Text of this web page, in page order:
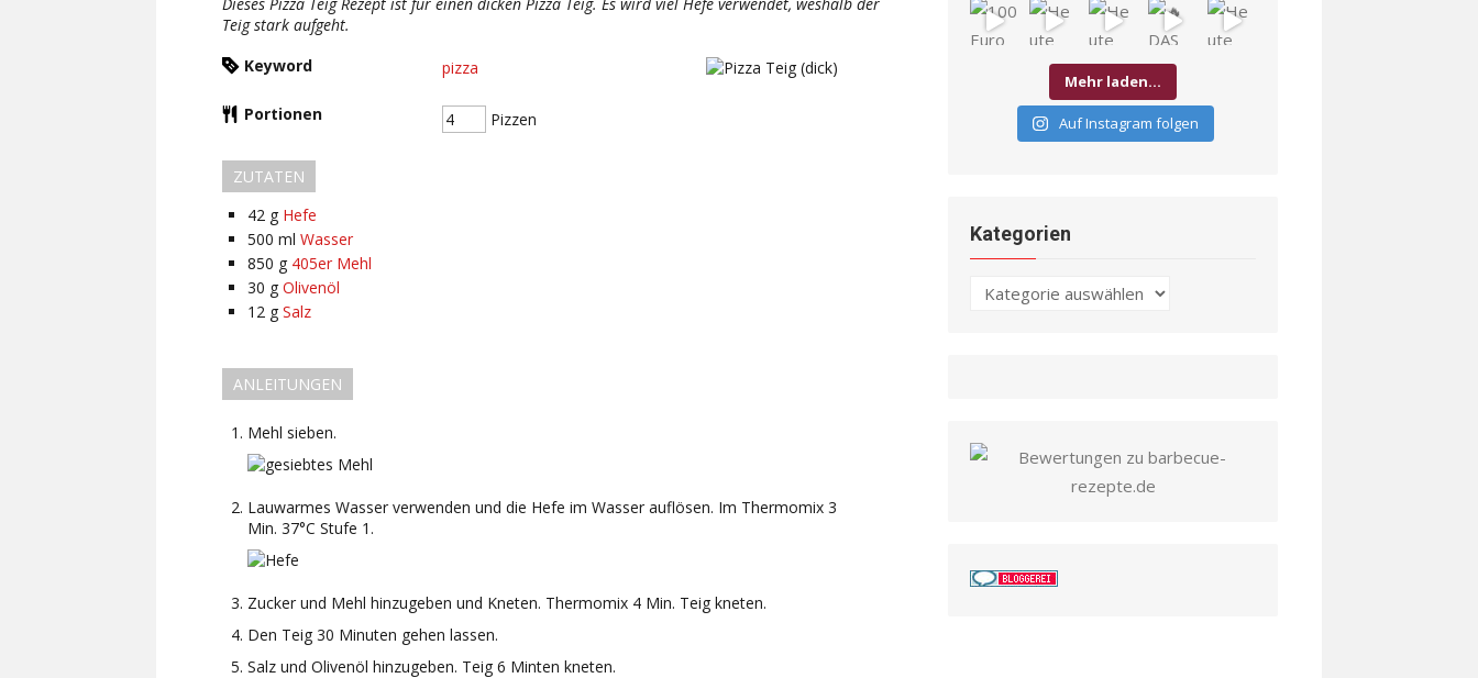
Teig stark aufgeht.
Keyword
pizza
Portionen Pizzen
ZUTATEN
42 g Hefe
500 ml Wasser
850 g 405er Mehl
30 g Olivenöl
12 g Salz
ANLEITUNGEN
Mehl sieben.
Lauwarmes Wasser verwenden und die Hefe im Wasser auflösen. Im Thermomix 3
Min. 37°C Stufe 1.
Zucker und Mehl hinzugeben und Kneten. Thermomix 4 Min. Teig kneten.
Den Teig 30 Minuten gehen lassen.
Salz und Olivenöl hinzugeben. Teig 6 Minten kneten.
Mehr laden…
Auf Instagram folgen
Kategorien
Kategorien